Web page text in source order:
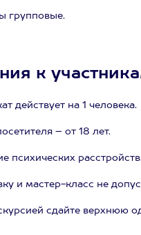
групповые.
к
действует на 1 человека.
– от 18 лет.
психических
и мастер-класс не
сдайте верхнюю